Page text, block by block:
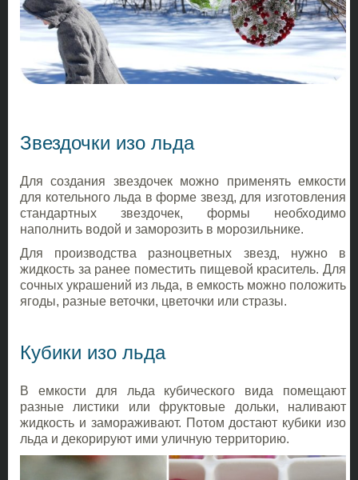
Звездочки изо льда
Для создания звездочек можно применять емкости
для котельного льда в форме звезд, для изготовления
стандартных звездочек, формы необходимо
наполнить водой и заморозить в морозильнике.
Для производства разноцветных звезд, нужно в
жидкость за ранее поместить пищевой краситель. Для
сочных украшений из льда, в емкость можно положить
ягоды, разные веточки, цветочки или стразы.
Кубики изо льда
В емкости для льда кубического вида помещают
разные листики или фруктовые дольки, наливают
жидкость и замораживают. Потом достают кубики изо
льда и декорируют ими уличную территорию.